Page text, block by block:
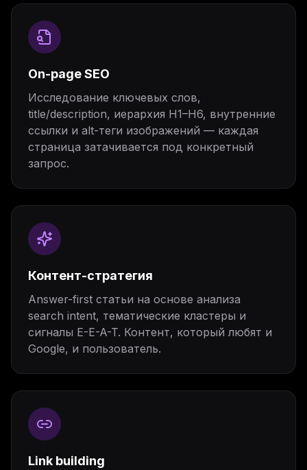
On-page SEO
Исследование ключевых слов,
title/description, иерархия H1–H6, внутренние
ссылки и alt-теги изображений — каждая
страница затачивается под конкретный
запрос.
Контент-стратегия
Answer-first статьи на основе анализа
search intent, тематические кластеры и
сигналы E-E-A-T. Контент, который любят и
Google, и пользователь.
Link building